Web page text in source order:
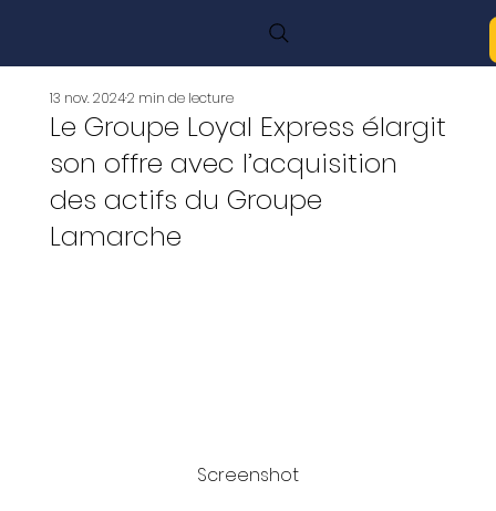
Le Groupe Loyal Express élargit
son offre avec l’acquisition
des actifs du Groupe
Lamarche
13 nov. 20242 min de lecture
Screenshot